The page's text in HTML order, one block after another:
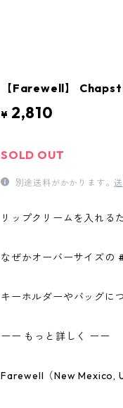
【Farewell】
¥ 2,810
SOLD OUT
別途送料がかかります。
リップクリームを入れる
なぜかオーバーサイズの
キーホルダーやバッグに
ーー もっと詳しく ーー
Farewell（New Mexico,